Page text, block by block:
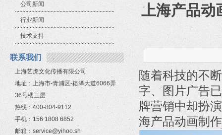
公司新闻
行业新闻
技术支持
联系我们
上海艺虎文化传播有限公司
地址：上海市-青浦区-崧泽大道6066弄
36号楼三层
热线：400-804-9112
手机：156 1808 6852
邮箱：service@yihoo.sh
上海产品动
随着科技的不
字、图片广告
牌营销中却扮
海产品动画制